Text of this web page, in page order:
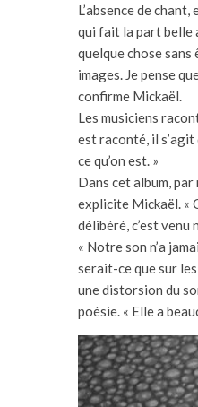
L’absence de
qui fait la part belle
quelque chose
images. Je pense
confirme Mickaël.
Les musiciens
est raconté, il
ce qu’on est. »
Dans cet album,
explicite Mickaël. «
délibéré, c’est venu
« Notre son n’a
serait-ce que sur
une distorsion du
poésie. « Elle a